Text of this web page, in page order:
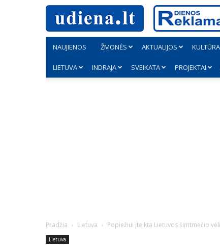
NAUJIENOS ŽMONĖS AKTUALIJOS KULTŪRA
LIETUVA INDRAJA SVEIKATA PROJEKTAI
Pradžia Lietuva Popiežiui įteikta Lietuvos šimtmečio
Lietuva